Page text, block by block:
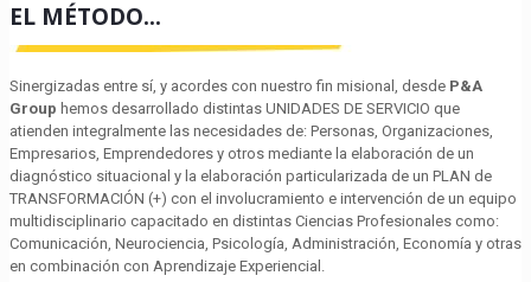
EL MÉTODO...
Sinergizadas entre sí, y acordes con nuestro fin misional, desde P&A
Group hemos desarrollado distintas UNIDADES DE SERVICIO que
atienden integralmente las necesidades de: Personas, Organizaciones,
Empresarios, Emprendedores y otros mediante la elaboración de un
diagnóstico situacional y la elaboración particularizada de un PLAN de
TRANSFORMACIÓN (+) con el involucramiento e intervención de un equipo
multidisciplinario capacitado en distintas Ciencias Profesionales como:
Comunicación, Neurociencia, Psicología, Administración, Economía y otras
en combinación con Aprendizaje Experiencial.